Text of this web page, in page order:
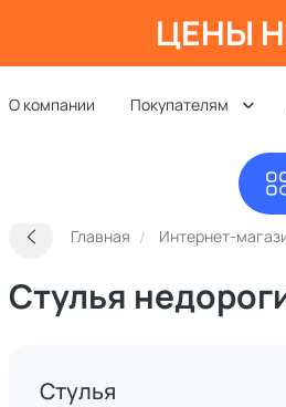
ЦЕНЫ
О компании Покупателям
Главная Интернет-
Стулья
Стулья